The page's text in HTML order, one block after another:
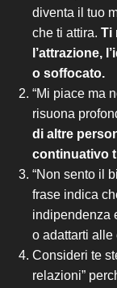
diventa il tuo
che ti attira. Ti
l’attrazione,
o soffocato.
“Mi piace ma
risuona
di altre
continuativo
“Non sento il
frase indica
indipendenza
o adattarti alle
Consideri te
relazioni”